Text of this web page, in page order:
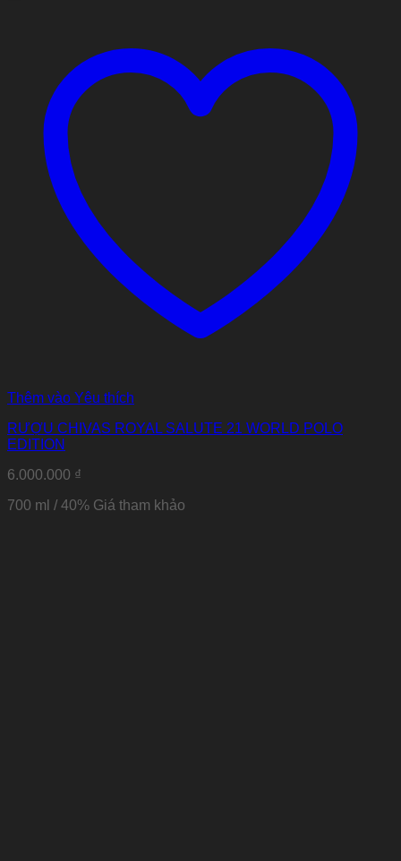
Thêm vào Yêu thích
RƯỢU CHIVAS ROYAL SALUTE 21 WORLD POLO
EDITION
6.000.000 ₫
700 ml / 40% Giá tham khảo